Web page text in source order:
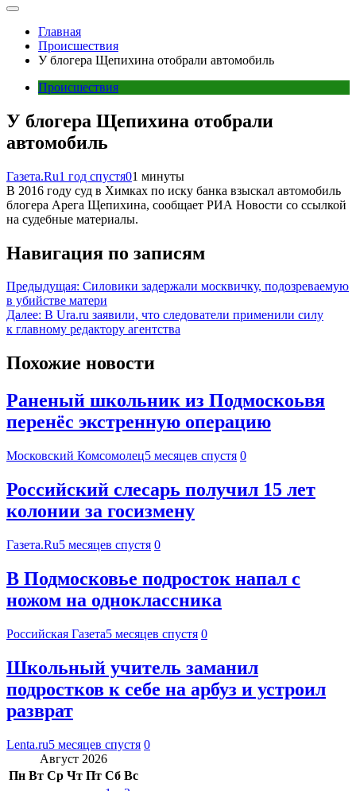
Главная
Происшествия
У блогера Щепихина отобрали автомобиль
Происшествия
У блогера Щепихина отобрали
автомобиль
Газета.Ru1 год спустя01 минуты
В 2016 году суд в Химках по иску банка взыскал автомобиль
блогера Арега Щепихина, сообщает РИА Новости со ссылкой
на судебные материалы.
Навигация по записям
Предыдущая: Силовики задержали москвичку, подозреваемую
в убийстве матери
Далее: В Ura.ru заявили, что следователи применили силу
к главному редактору агентства
Похожие новости
Раненый школьник из Подмоскоьвя
перенёс экстренную операцию
Московский Комсомолец5 месяцев спустя 0
Российский слесарь получил 15 лет
колонии за госизмену
Газета.Ru5 месяцев спустя 0
В Подмосковье подросток напал с
ножом на одноклассника
Российская Газета5 месяцев спустя 0
Школьный учитель заманил
подростков к себе на арбуз и устроил
разврат
Lenta.ru5 месяцев спустя 0
Август 2026
Пн Вт Ср Чт Пт Сб Вс